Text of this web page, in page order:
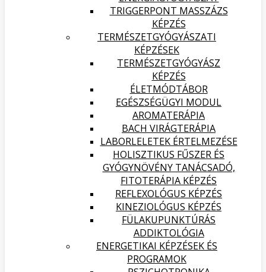
TRIGGERPONT MASSZÁZS
KÉPZÉS
TERMÉSZETGYÓGYÁSZATI
KÉPZÉSEK
TERMÉSZETGYÓGYÁSZ
KÉPZÉS
ÉLETMÓDTÁBOR
EGÉSZSÉGÜGYI MODUL
AROMATERÁPIA
BACH VIRÁGTERÁPIA
LABORLELETEK ÉRTELMEZÉSE
HOLISZTIKUS FŰSZER ÉS
GYÓGYNÖVÉNY TANÁCSADÓ,
FITOTERÁPIA KÉPZÉS
REFLEXOLÓGUS KÉPZÉS
KINEZIOLÓGUS KÉPZÉS
FÜLAKUPUNKTÚRÁS
ADDIKTOLÓGIA
ENERGETIKAI KÉPZÉSEK ÉS
PROGRAMOK